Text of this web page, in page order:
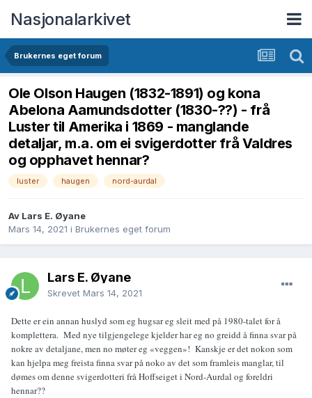
Nasjonalarkivet
Brukernes eget forum
Ole Olson Haugen (1832-1891) og kona
Abelona Aamundsdotter (1830-??) - frå
Luster til Amerika i 1869 - manglande
detaljar, m.a. om ei svigerdotter frå Valdres
og opphavet hennar?
luster haugen nord-aurdal
Av Lars E. Øyane
Mars 14, 2021 i Brukernes eget forum
Lars E. Øyane
Skrevet Mars 14, 2021
Dette er ein annan huslyd som eg hugsar eg sleit med på 1980-talet for å
komplettera. Med nye tilgjengelege kjelder har eg no greidd å finna svar på
nokre av detaljane, men no møter eg «veggen»! Kanskje er det nokon som
kan hjelpa meg freista finna svar på noko av det som framleis manglar, til
dømes om denne svigerdotteri frå Hoffseiget i Nord-Aurdal og foreldri
hennar??